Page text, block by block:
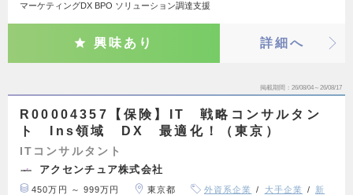
マーケティングDX BPO ソリューション調達支援
興味あり 詳細へ
掲載期間 26/08/04～26/08/17
R00004357【保険】IT 戦略コンサルタン
ト Ins領域 DX 最適化！（東京）
ITコンサルタント
アクセンチュア株式会社
450万円 ～ 999万円 東京都 外資系企業 大手企業
新